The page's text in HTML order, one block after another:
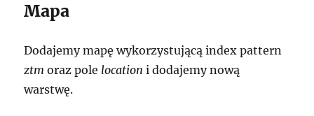
Mapa
Dodajemy mapę wykorzystującą index pattern
ztm oraz pole location i dodajemy nową
warstwę.